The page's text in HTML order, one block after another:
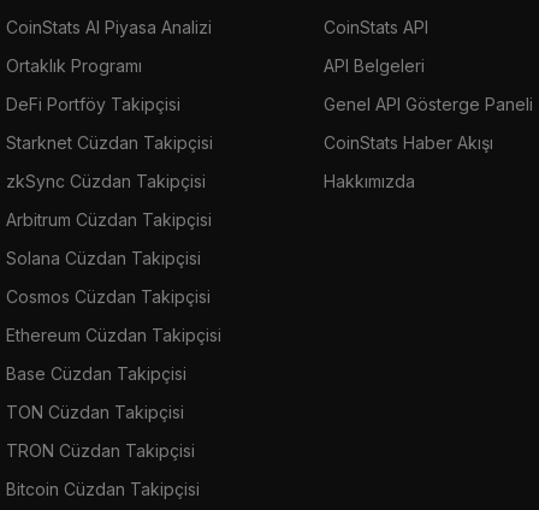
CoinStats AI Piyasa Analizi
Ortaklık Programı
DeFi Portföy Takipçisi
Starknet Cüzdan Takipçisi
zkSync Cüzdan Takipçisi
Arbitrum Cüzdan Takipçisi
Solana Cüzdan Takipçisi
Cosmos Cüzdan Takipçisi
Ethereum Cüzdan Takipçisi
Base Cüzdan Takipçisi
TON Cüzdan Takipçisi
TRON Cüzdan Takipçisi
Bitcoin Cüzdan Takipçisi
CoinStats API
API Belgeleri
Genel API Gösterge Paneli
CoinStats Haber Akışı
Hakkımızda